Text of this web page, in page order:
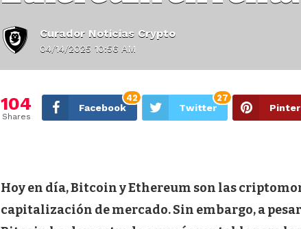
Curador Noticias Crypto
04/14/2025 10:56 AM
104
Shares
Facebook
42
Twitter
27
Hoy en día, Bitcoin y Ethereum son las
capitalización de mercado. Sin embargo, a